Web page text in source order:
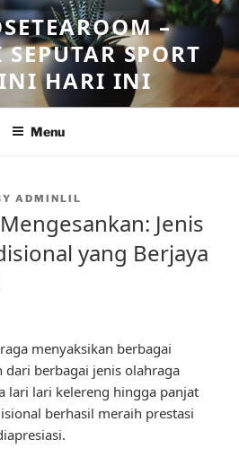
–
SPORT
HARI INI
Menu
ADMINLIL
Jenis
yang Berjaya
menyaksikan berbagai
dari berbagai jenis olahraga
lari lari kelereng hingga panjat
berhasil meraih prestasi